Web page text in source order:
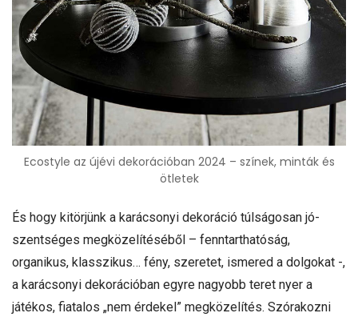
Ecostyle az újévi dekorációban 2024 – színek, minták és
ötletek
És hogy kitörjünk a karácsonyi dekoráció túlságosan jó-
szentséges megközelítéséből – fenntarthatóság,
organikus, klasszikus… fény, szeretet, ismered a dolgokat -,
a karácsonyi dekorációban egyre nagyobb teret nyer a
játékos, fiatalos „nem érdekel” megközelítés. Szórakozni